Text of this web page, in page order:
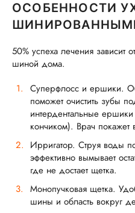
ОСОБЕННОСТИ
50% успеха лечения зависит
шиной дома.
Суперфлосс и ершики.
поможет очистить зубы
интердентальные
кончиком). Врач покажет
Ирригатор. Струя воды
эффективно вымывает
где не достает щетка.
Монопучковая щетка.
шины и область вокруг